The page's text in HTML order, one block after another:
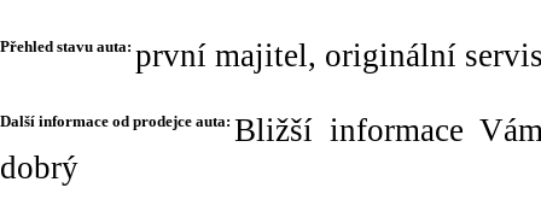
Přehled stavu auta: první majitel, originální
Další informace od prodejce auta: Bližší informace
dobrý